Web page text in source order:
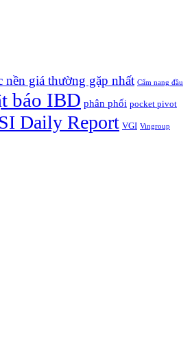
nền giá thường gặp nhất Cẩm nang đầu
báo IBD phân phối pocket pivot
Daily Report VGI Vingroup